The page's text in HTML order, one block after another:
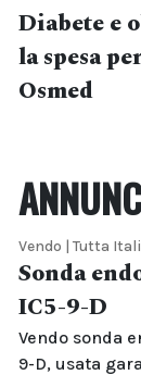
Diabete e
la spesa
Osmed
Vendo | Tutta
Sonda
IC5-9-D
Vendo sonda
9-D, usata